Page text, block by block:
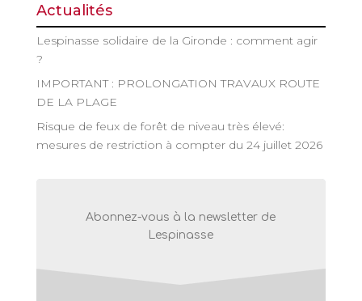
Actualités
Lespinasse solidaire de la Gironde : comment agir
?
IMPORTANT : PROLONGATION TRAVAUX ROUTE
DE LA PLAGE
Risque de feux de forêt de niveau très élevé:
mesures de restriction à compter du 24 juillet 2026
Abonnez-vous à la newsletter de
Lespinasse